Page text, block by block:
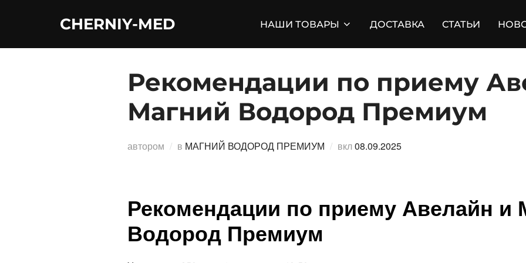
CHERNIY-MED НАШИ ТОВАРЫ ДОСТАВКА СТАТЬИ
Рекомендации по приему
Магний Водород Премиум
автором в МАГНИЙ ВОДОРОД ПРЕМИУМ вклОпубликовано
08.09.2025
Рекомендации по приему Авелайн и
Водород Премиум